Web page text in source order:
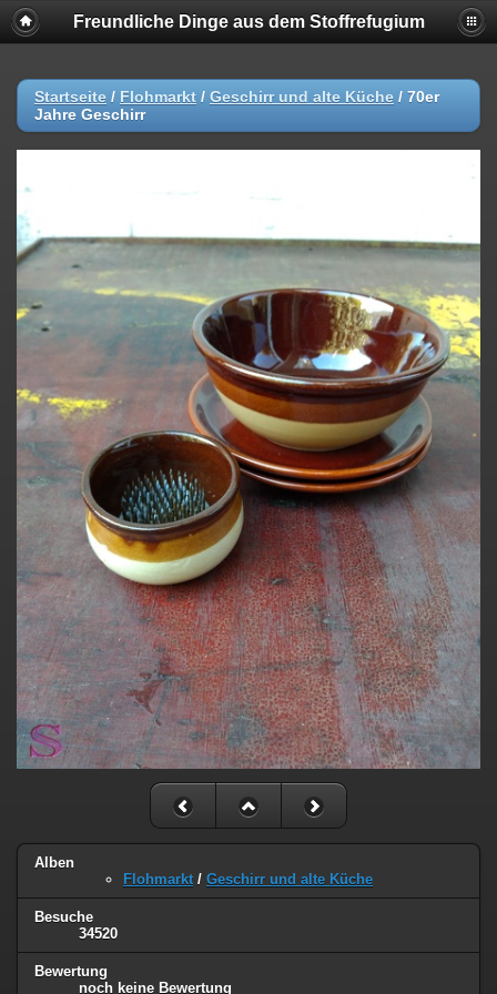
Freundliche Dinge aus dem Stoffrefugium
Startseite / Flohmarkt / Geschirr und alte Küche / 70er
Jahre Geschirr
Alben
Flohmarkt / Geschirr und alte Küche
Besuche
34520
Bewertung
noch keine Bewertung